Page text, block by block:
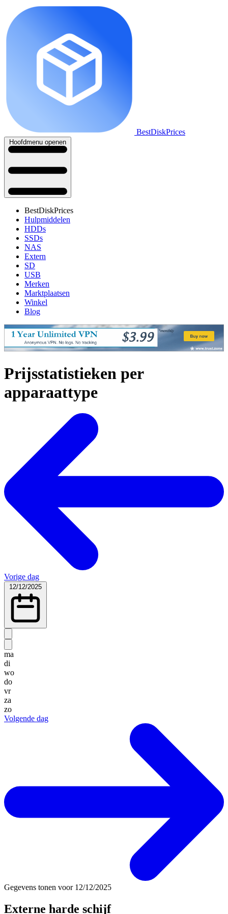
BestDiskPrices
Hoofdmenu openen
BestDiskPrices
Hulpmiddelen
HDDs
SSDs
NAS
Extern
SD
USB
Merken
Marktplaatsen
Winkel
Blog
Prijsstatistieken per
apparaattype
Vorige dag
12/12/2025
ma
di
wo
do
vr
za
zo
Volgende dag
Gegevens tonen voor 12/12/2025
Externe harde schijf